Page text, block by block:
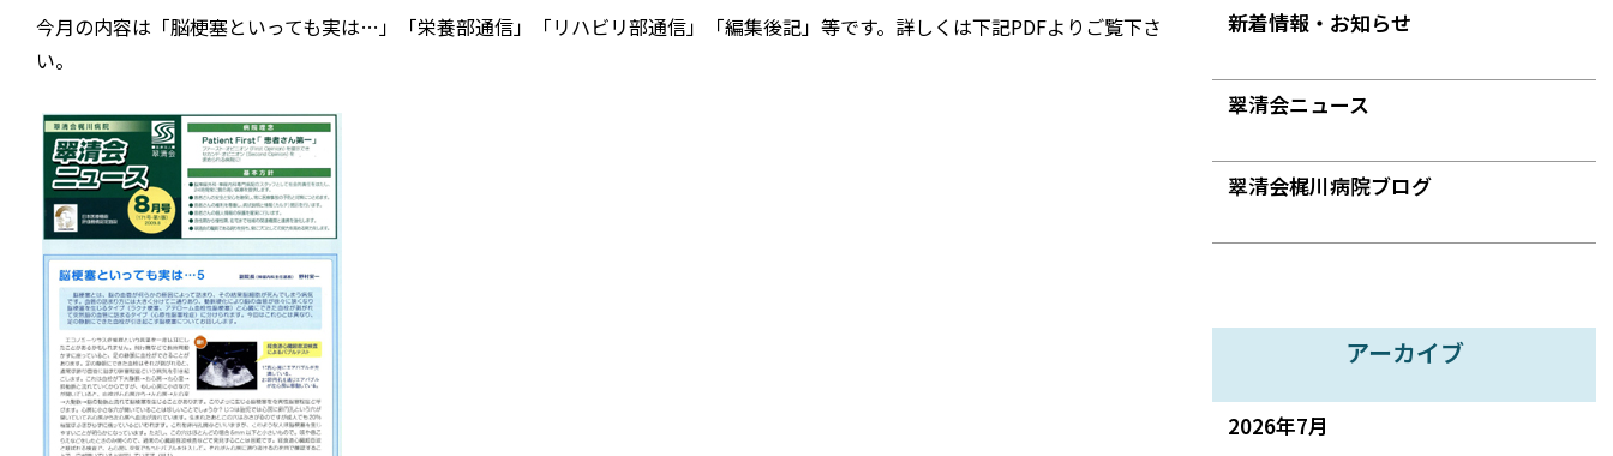
今月の内容は「脳梗塞といっても実は…」「栄養部通信」「リハビリ部通信」「編集後記」等です。詳しくは下記PDFよりご覧下さ
い。
新着情報・お知らせ
翠清会ニュース
翠清会梶川病院ブログ
アーカイブ
2026年7月